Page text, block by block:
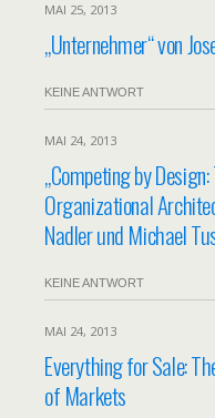
MAI 25, 2013
„Unternehmer“ von
KEINE ANTWORT
MAI 24, 2013
„Competing by
Organizational
Nadler und Michael
KEINE ANTWORT
MAI 24, 2013
Everything for Sale:
of Markets